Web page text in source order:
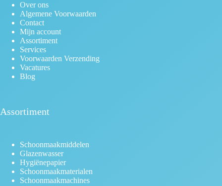
Over ons
Algemene Voorwaarden
Contact
Mijn account
Assortiment
Services
Voorwaarden Verzending
Vacatures
Blog
Assortiment
Schoonmaakmiddelen
Glazenwasser
Hygiënepapier
Schoonmaakmaterialen
Schoonmaakmachines